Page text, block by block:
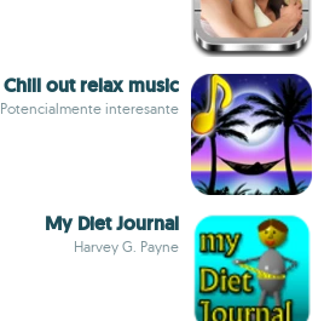
Chill out relax music
Potencialmente interesante
My Diet Journal
Harvey G. Payne